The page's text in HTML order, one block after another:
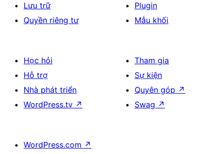
Lưu trữ
Quyền riêng tư
Plugin
Mẫu khối
Học hỏi
Hỗ trợ
Nhà phát triển
WordPress.tv ↗
Tham gia
Sự kiện
Quyên góp ↗
Swag ↗
WordPress.com ↗